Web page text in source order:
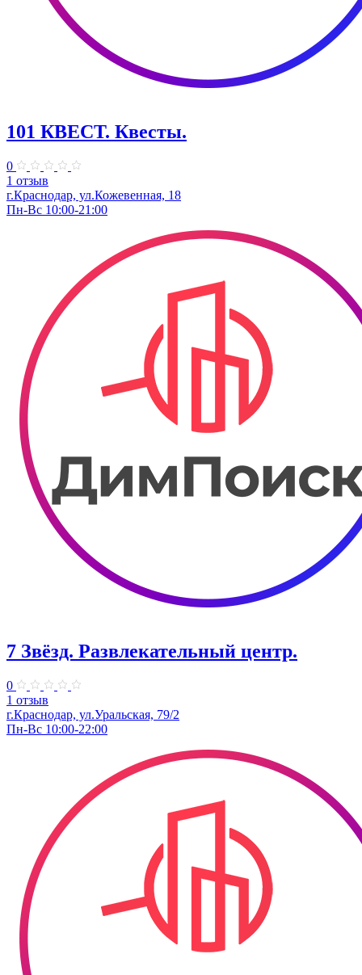
101 КВЕСТ. Квесты.
0
1 отзыв
г.Краснодар, ул.Кожевенная, 18
Пн-Вс 10:00-21:00
7 Звёзд. Развлекательный центр.
0
1 отзыв
г.Краснодар, ул.Уральская, 79/2
Пн-Вс 10:00-22:00